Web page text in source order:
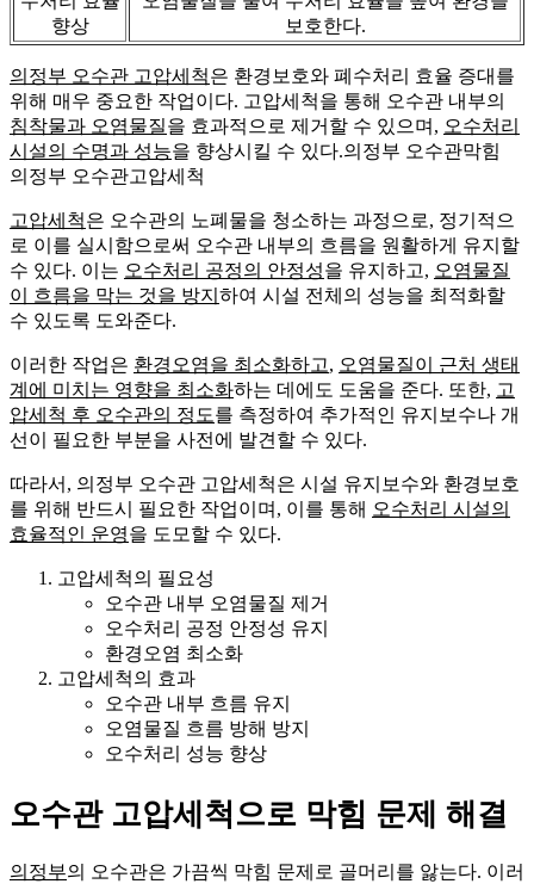
향상
보호한다.
의정부 오수관 고압세척은 환경보호와 폐수처리 효율 증대를
위해 매우 중요한 작업이다. 고압세척을 통해 오수관 내부의
침착물과 오염물질을 효과적으로 제거할 수 있으며, 오수처리
시설의 수명과 성능을 향상시킬 수 있다.의정부 오수관막힘
의정부 오수관고압세척
고압세척은 오수관의 노폐물을 청소하는 과정으로, 정기적으
로 이를 실시함으로써 오수관 내부의 흐름을 원활하게 유지할
수 있다. 이는 오수처리 공정의 안정성을 유지하고, 오염물질
이 흐름을 막는 것을 방지 하여 시설 전체의 성능을 최적화할
수 있도록 도와준다.
이러한 작업은 환경오염을 최소화하고, 오염물질이 근처 생태
계에 미치는 영향을 최소화하는 데에도 도움을 준다. 또한, 고
압세척 후 오수관의 정도를 측정하여 추가적인 유지보수나 개
선이 필요한 부분을 사전에 발견할 수 있다.
따라서, 의정부 오수관 고압세척은 시설 유지보수와 환경보호
를 위해 반드시 필요한 작업이며, 이를 통해 오수처리 시설의
효율적인 운영을 도모할 수 있다.
고압세척의 필요성
오수관 내부 오염물질 제거
오수처리 공정 안정성 유지
환경오염 최소화
고압세척의 효과
오수관 내부 흐름 유지
오염물질 흐름 방해 방지
오수처리 성능 향상
오수관 고압세척으로 막힘 문제 해결
의정부의 오수관은 가끔씩 막힘 문제로 골머리를 앓는다. 이러